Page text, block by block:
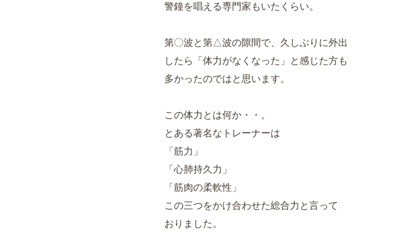
警鐘を唱える専門家もいたくらい。
第〇波と第△波の隙間で、久しぶりに外出
したら「体力がなくなった」と感じた方も
多かったのではと思います。
この体力とは何か・・。
とある著名なトレーナーは
「筋力」
「心肺持久力」
「筋肉の柔軟性」
この三つをかけ合わせた総合力と言って
おりました。